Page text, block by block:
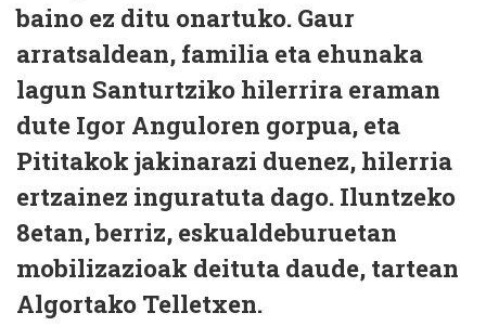
baino ez ditu onartuko. Gaur
arratsaldean, familia eta ehunaka
lagun Santurtziko hilerrira eraman
dute Igor Anguloren gorpua, eta
Pititakok jakinarazi duenez, hilerria
ertzainez inguratuta dago. Iluntzeko
8etan, berriz, eskualdeburuetan
mobilizazioak deituta daude, tartean
Algortako Telletxen.